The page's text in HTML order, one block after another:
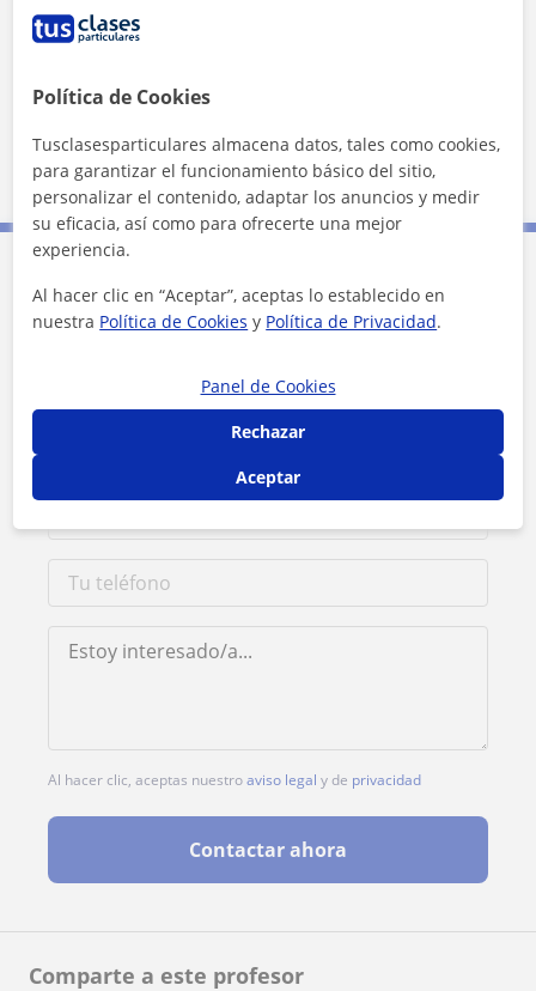
Comparte a este profesor
500 m
2000 ft
Leaflet| ©OpenStreetMapcontributors
Contacta con Laura
Al hacer clic, aceptas nuestroaviso legal y de privacidad
Contactar ahora
Política de Cookies
Tusclasesparticulares almacena datos, tales como cookies,
para garantizar el funcionamiento básico del sitio,
personalizar el contenido, adaptar los anuncios y medir
su eficacia, así como para ofrecerte una mejor
experiencia.
Al hacer clic en “Aceptar”, aceptas lo establecido en
nuestra Política de Cookies y Política de Privacidad.
Panel de Cookies
Rechazar
Aceptar